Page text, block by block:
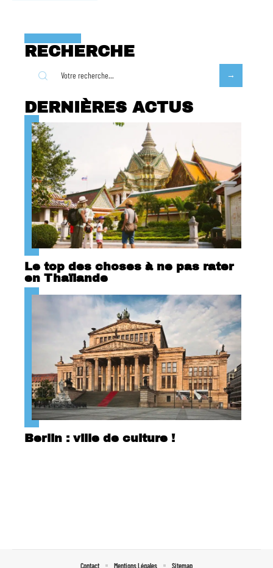
RECHERCHE
DERNIÈRES ACTUS
Le top des choses à ne pas rater
en Thaïlande
Berlin : ville de culture !
Contact Mentions Légales Sitemap